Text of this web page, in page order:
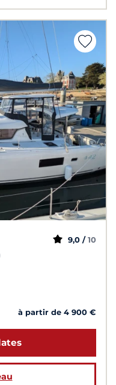
9,0 / 10
à partir de 4 900 €